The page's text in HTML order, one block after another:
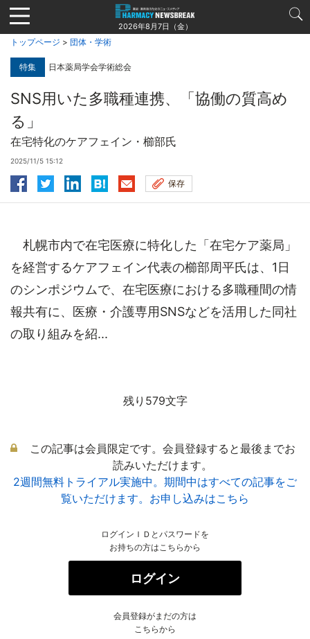
Jump
to
navigation
2026年8月7日（金）
トップページ > 団体・学術
特集 日本薬局学会学術総会
SNS用いた多職種連携、「協働の質高め
る」
在宅特化のケアフェイン・櫛部氏
2025/11/5 15:12
保存
札幌市内で在宅医療に特化した「在宅ケア薬局」
を経営するケアフェイン代表の櫛部周平氏は、1日
のシンポジウムで、在宅医療における多職種間の情
報共有に、医療・介護専用SNSなどを活用した同社
の取り組みを紹...
残り579文字
この記事は会員限定です。会員登録すると最後までお
読みいただけます。
2週間無料トライアル実施中。期間中はすべての記事をご
覧いただけます。お申し込みはこちら
ログインＩＤとパスワードを
お持ちの方はこちらから
ログイン
会員登録がまだの方は
こちらから